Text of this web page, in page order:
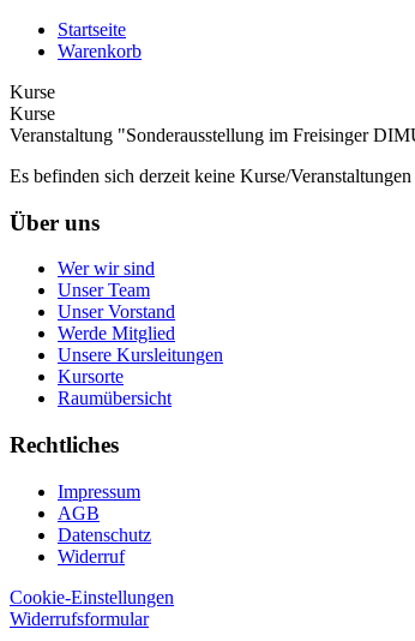
Startseite
Warenkorb
Kurse
Kurse
Veranstaltung "Sonderausstellung im Freisinger
Es befinden sich derzeit keine Kurse/
Über uns
Wer wir sind
Unser Team
Unser Vorstand
Werde Mitglied
Unsere Kursleitungen
Kursorte
Raumübersicht
Rechtliches
Impressum
AGB
Datenschutz
Widerruf
Cookie-Einstellungen
Widerrufsformular